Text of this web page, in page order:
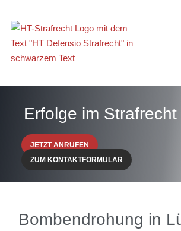
Erfolge im Strafrecht
JETZT ANRUFEN
ZUM KONTAKTFORMULAR
Bombendrohung in